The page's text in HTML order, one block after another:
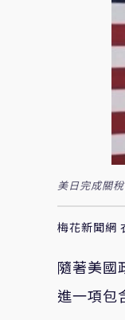
美日完成關
梅花新聞網
隨著美國
進一項包